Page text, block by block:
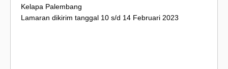
Kelapa Palembang
Lamaran dikirim tanggal 10 s/d 14 Februari 2023